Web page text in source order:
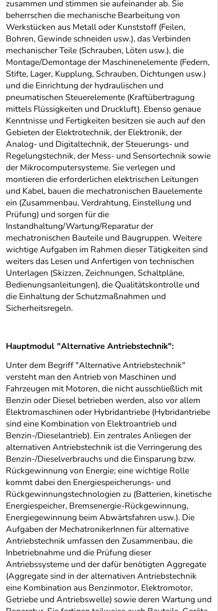
zusammen und stimmen sie aufeinander ab. Sie
beherrschen die mechanische Bearbeitung von
Werkstücken aus Metall oder Kunststoff (Feilen,
Bohren, Gewinde schneiden usw.), das Verbinden
mechanischer Teile (Schrauben, Löten usw.), die
Montage/Demontage der Maschinenelemente (Federn,
Stifte, Lager, Kupplung, Schrauben, Dichtungen usw.)
und die Einrichtung der hydraulischen und
pneumatischen Steuerelemente (Kraftübertragung
mittels Flüssigkeiten und Druckluft). Ebenso genaue
Kenntnisse und Fertigkeiten besitzen sie auch auf den
Gebieten der Elektrotechnik, der Elektronik, der
Analog- und Digitaltechnik, der Steuerungs- und
Regelungstechnik, der Mess- und Sensortechnik sowie
der Mikrocomputersysteme. Sie verlegen und
montieren die erforderlichen elektrischen Leitungen
und Kabel, bauen die mechatronischen Bauelemente
ein (Zusammenbau, Verdrahtung, Einstellung und
Prüfung) und sorgen für die
Instandhaltung/Wartung/Reparatur der
mechatronischen Bauteile und Baugruppen. Weitere
wichtige Aufgaben im Rahmen dieser Tätigkeiten sind
weiters das Lesen und Anfertigen von technischen
Unterlagen (Skizzen, Zeichnungen, Schaltpläne,
Bedienungsanleitungen), die Qualitätskontrolle und
die Einhaltung der Schutzmaßnahmen und
Sicherheitsregeln.
Hauptmodul "Alternative Antriebstechnik":
Unter dem Begriff "Alternative Antriebstechnik"
versteht man den Antrieb von Maschinen und
Fahrzeugen mit Motoren, die nicht ausschließlich mit
Benzin oder Diesel betrieben werden, also vor allem
Elektromaschinen oder Hybridantriebe (Hybridantriebe
sind eine Kombination von Elektroantrieb und
Benzin-/Dieselantrieb). Ein zentrales Anliegen der
alternativen Antriebstechnik ist die Verringerung des
Benzin-/Dieselverbrauchs und die Einsparung bzw.
Rückgewinnung von Energie; eine wichtige Rolle
kommt dabei den Energiespeicherungs- und
Rückgewinnungstechnologien zu (Batterien, kinetische
Energiespeicher, Bremsenergie-Rückgewinnung,
Energiegewinnung beim Abwärtsfahren usw.). Die
Aufgaben der MechatronikerInnen für alternative
Antriebstechnik umfassen den Zusammenbau, die
Inbetriebnahme und die Prüfung dieser
Antriebssysteme und der dafür benötigten Aggregate
(Aggregate sind in der alternativen Antriebstechnik
eine Kombination aus Benzinmotor, Elektromotor,
Getriebe und Antriebswelle) sowie deren Wartung und